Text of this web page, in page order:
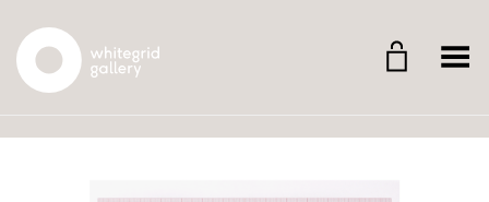
Whitegrid Logo Menü umschalten